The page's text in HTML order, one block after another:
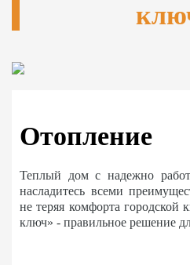
Отопление
Теплый дом с надежно
насладитесь всеми
не теряя комфорта городской
ключ» - правильное решение